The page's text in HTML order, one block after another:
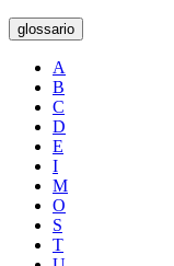
glossario
A
B
C
D
E
I
M
O
S
T